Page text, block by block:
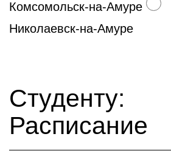
Комсомольск-на-Амуре
Николаевск-на-Амуре
Студенту:
Расписание